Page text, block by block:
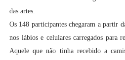
das artes.
Os 148 participantes chegaram a partir
nos lábios e celulares carregados para
Aquele que não tinha recebido a